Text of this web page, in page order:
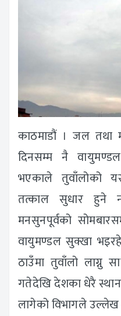
काठमाडौं । जल तथा
दिनसम्म नै
भएकाले तुवाँलोको
तत्काल सुधार हुने
मनसुनपूर्वको
वायुमण्डल सुक्खा
ठाउँमा तुवाँलो लाग्नु
गतेदेखि देशका धेरै
लागेको विभागले